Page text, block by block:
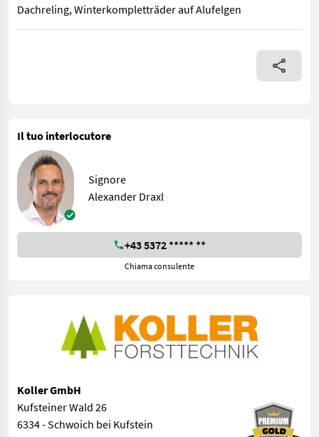
Dachreling, Winterkompletträder auf Alufelgen
Ford Ranger Wildtrak – Diesel, Automatik, 2.0 Liter, 151 kW.
Il tuo interlocutore
Signore
Alexander Draxl
+43 5372 ***** **
Chiama consulente
Koller GmbH
Kufsteiner Wald 26
6334 - Schwoich bei Kufstein